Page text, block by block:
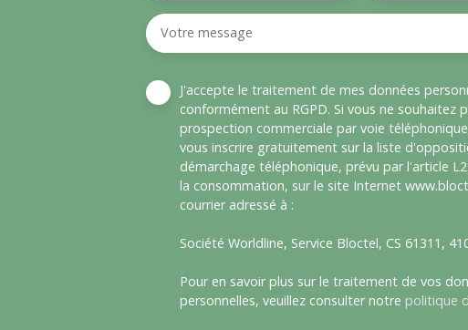
Votre message
J'accepte le traitement de mes données
conformément au RGPD. Si vous ne souhaitez
prospection commerciale par voie
vous inscrire gratuitement sur la liste
démarchage téléphonique, prévu par l'article
la consommation, sur le site Internet
courrier adressé à :
Société Worldline, Service Bloctel, CS 61311,
Pour en savoir plus sur le traitement de vos
personnelles, veuillez consulter notre politique